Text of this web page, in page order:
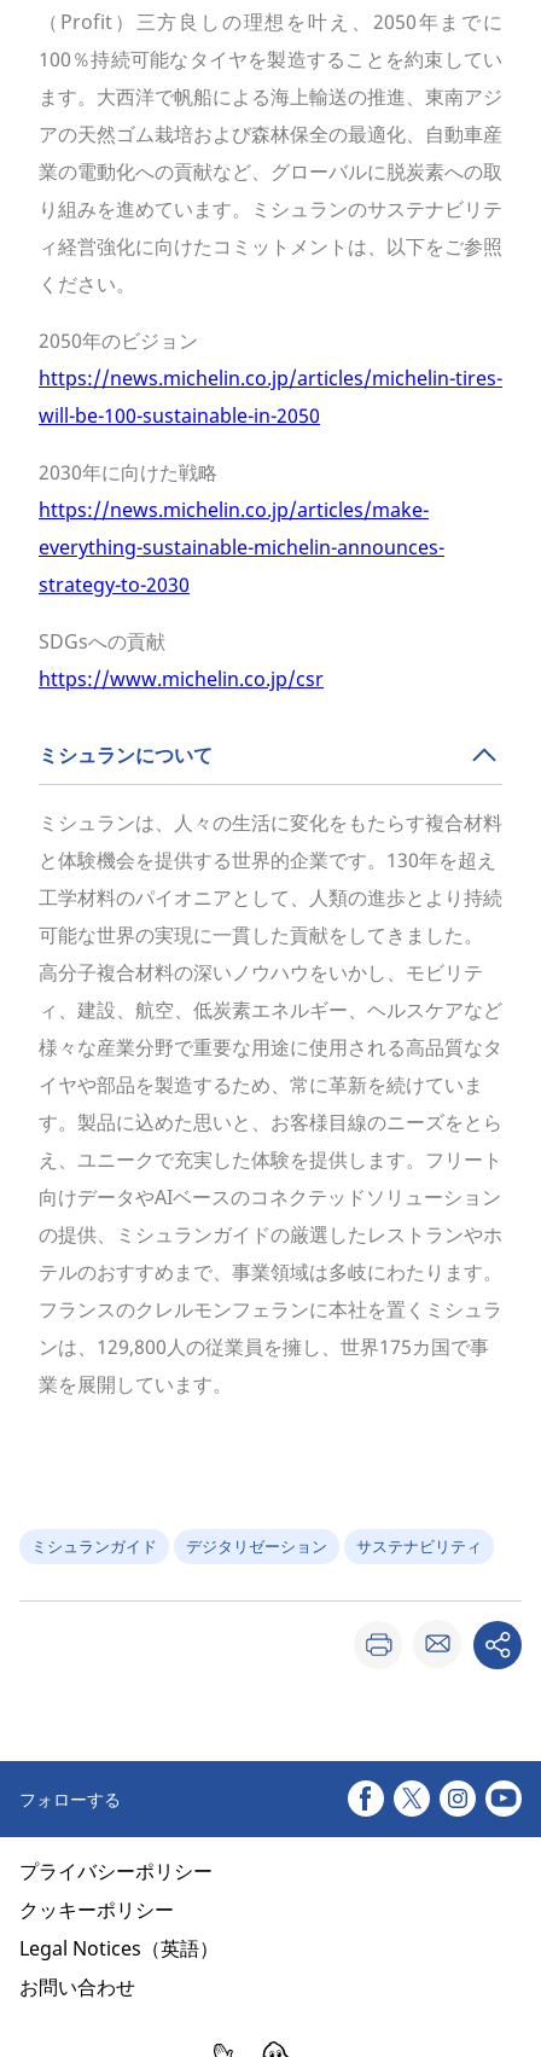
（Profit）三方良しの理想を叶え、2050年までに
100％持続可能なタイヤを製造することを約束してい
ます。大西洋で帆船による海上輸送の推進、東南アジ
アの天然ゴム栽培および森林保全の最適化、自動車産
業の電動化への貢献など、グローバルに脱炭素への取
り組みを進めています。ミシュランのサステナビリテ
ィ経営強化に向けたコミットメントは、以下をご参照
ください。
2050年のビジョン
https://news.michelin.co.jp/articles/michelin-tires-
will-be-100-sustainable-in-2050
2030年に向けた戦略
https://news.michelin.co.jp/articles/make-
everything-sustainable-michelin-announces-
strategy-to-2030
SDGsへの貢献
https://www.michelin.co.jp/csr
ミシュランについて
ミシュランは、人々の生活に変化をもたらす複合材料
と体験機会を提供する世界的企業です。130年を超え
工学材料のパイオニアとして、人類の進歩とより持続
可能な世界の実現に一貫した貢献をしてきました。
高分子複合材料の深いノウハウをいかし、モビリテ
ィ、建設、航空、低炭素エネルギー、ヘルスケアなど
様々な産業分野で重要な用途に使用される高品質なタ
イヤや部品を製造するため、常に革新を続けていま
す。製品に込めた思いと、お客様目線のニーズをとら
え、ユニークで充実した体験を提供します。フリート
向けデータやAIベースのコネクテッドソリューション
の提供、ミシュランガイドの厳選したレストランやホ
テルのおすすめまで、事業領域は多岐にわたります。
フランスのクレルモンフェランに本社を置くミシュラ
ンは、129,800人の従業員を擁し、世界175カ国で事
業を展開しています。
ミシュランガイド デジタリゼーション サステナビリティ
フォローする
プライバシーポリシー
クッキーポリシー
Legal Notices（英語）
お問い合わせ